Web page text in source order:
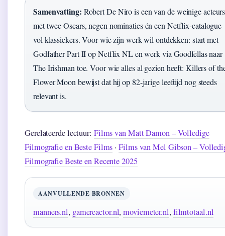
Samenvatting: Robert De Niro is een van de weinige acteurs
met twee Oscars, negen nominaties én een Netflix-catalogue
vol klassiekers. Voor wie zijn werk wil ontdekken: start met
Godfather Part II op Netflix NL en werk via Goodfellas naar
The Irishman toe. Voor wie alles al gezien heeft: Killers of
Flower Moon bewijst dat hij op 82-jarige leeftijd nog steeds
relevant is.
Gerelateerde lectuur: Films van Matt Damon – Volledige
Filmografie en Beste Films ·Films van Mel Gibson –
Filmografie Beste en Recente 2025
AANVULLENDE BRONNEN
manners.nl, gamereactor.nl,moviemeter.nl, filmtotaal.nl